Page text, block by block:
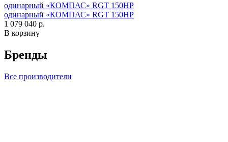
одинарный «КОМПАС» RGT 150HP
одинарный «КОМПАС» RGT 150HP
1 079 040 р.
В корзину
Бренды
Все производители